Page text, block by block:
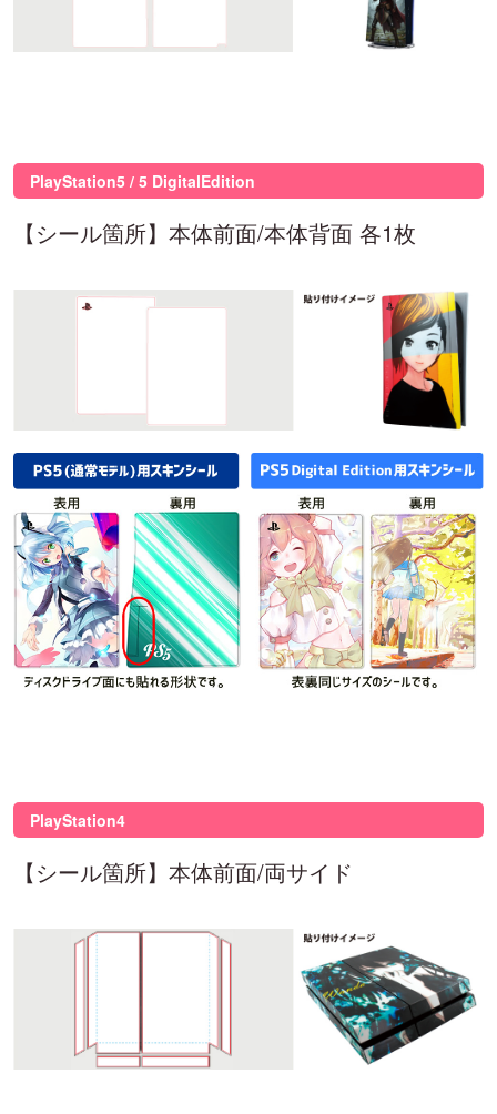
PlayStation5 / 5 DigitalEdition
【シール箇所】本体前面/本体背面 各1枚
PlayStation4
【シール箇所】本体前面/両サイド